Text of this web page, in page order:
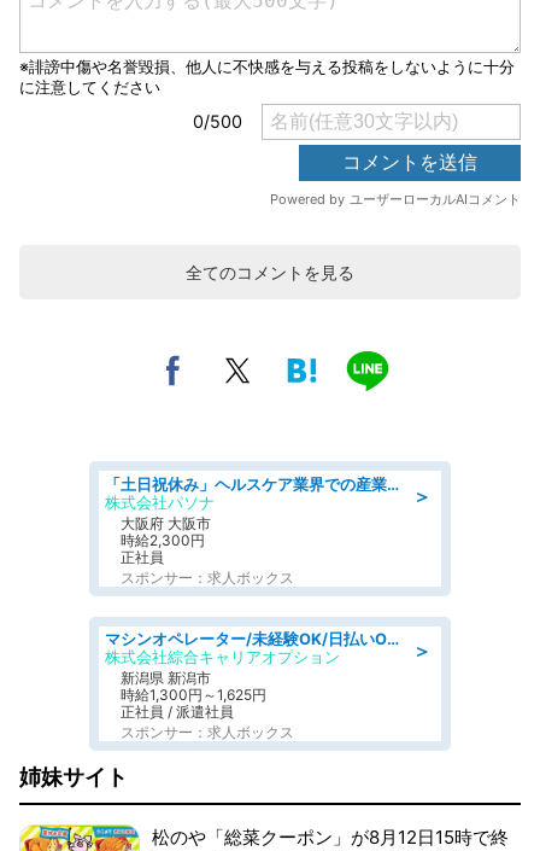
全てのコメントを見る
＞
「土日祝休み」ヘルスケア業界での産業保健師業務/看護師/高時給/要資格:正看護師
株式会社パソナ
大阪府 大阪市
時給2,300円
正社員
スポンサー：求人ボックス
＞
マシンオペレーター/未経験OK/日払いOK/寮費無料/交替制/20・30・40代活躍中
株式会社綜合キャリアオプション
新潟県 新潟市
時給1,300円～1,625円
正社員 / 派遣社員
スポンサー：求人ボックス
姉妹サイト
松のや「総菜クーポン」が8月12日15時で終